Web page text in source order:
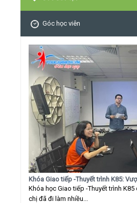
Góc học viên
Khóa Giao tiếp -Thuyết trình K85:
Khóa học Giao tiếp -Thuyết trình
chị đã đi làm nhiều...